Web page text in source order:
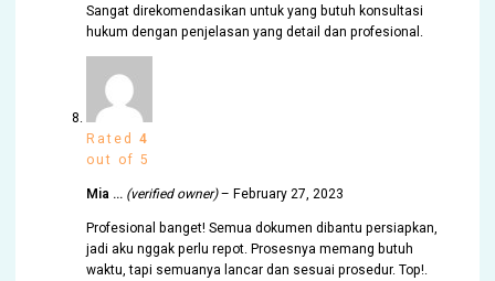
Sangat direkomendasikan untuk yang butuh konsultasi
hukum dengan penjelasan yang detail dan profesional.
Rated4
out of 5
Mia … (verified owner)– February 27, 2023
Profesional banget! Semua dokumen dibantu persiapkan,
jadi aku nggak perlu repot. Prosesnya memang butuh
waktu, tapi semuanya lancar dan sesuai prosedur. Top!.